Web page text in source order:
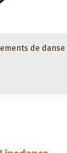
de danse